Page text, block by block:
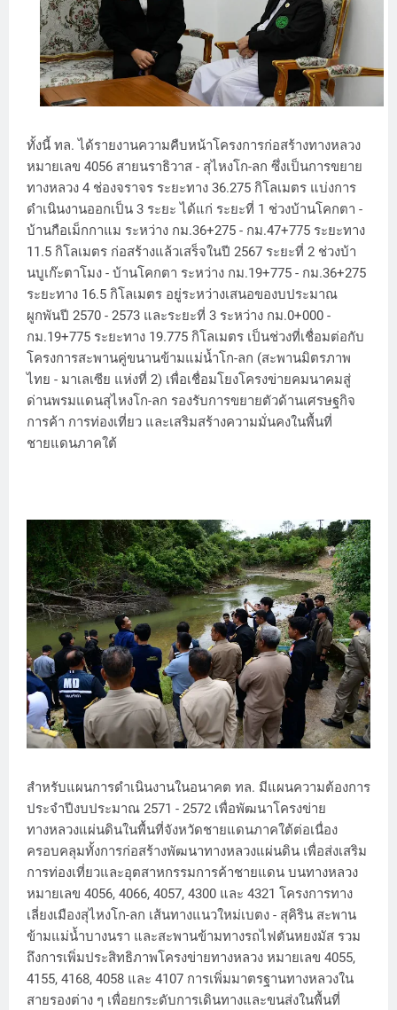
ทั้งนี้ ทล. ได้รายงานความคืบหน้าโครงการก่อสร้างทางหลวง
หมายเลข 4056 สายนราธิวาส - สุไหงโก-ลก ซึ่งเป็นการขยาย
ทางหลวง 4 ช่องจราจร ระยะทาง 36.275 กิโลเมตร แบ่งการ
ดำเนินงานออกเป็น 3 ระยะ ได้แก่ ระยะที่ 1 ช่วงบ้านโคกตา -
บ้านกือเม็กกาแม ระหว่าง กม.36+275 - กม.47+775 ระยะทาง
11.5 กิโลเมตร ก่อสร้างแล้วเสร็จในปี 2567 ระยะที่ 2 ช่วงบ้า
นบูเก๊ะตาโมง - บ้านโคกตา ระหว่าง กม.19+775 - กม.36+275
ระยะทาง 16.5 กิโลเมตร อยู่ระหว่างเสนอของบประมาณ
ผูกพันปี 2570 - 2573 และระยะที่ 3 ระหว่าง กม.0+000 -
กม.19+775 ระยะทาง 19.775 กิโลเมตร เป็นช่วงที่เชื่อมต่อกับ
โครงการสะพานคู่ขนานข้ามแม่น้ำโก-ลก (สะพานมิตรภาพ
ไทย - มาเลเซีย แห่งที่ 2) เพื่อเชื่อมโยงโครงข่ายคมนาคมสู่
ด่านพรมแดนสุไหงโก-ลก รองรับการขยายตัวด้านเศรษฐกิจ
การค้า การท่องเที่ยว และเสริมสร้างความมั่นคงในพื้นที่
ชายแดนภาคใต้
สำหรับแผนการดำเนินงานในอนาคต ทล. มีแผนความต้องการ
ประจำปีงบประมาณ 2571 - 2572 เพื่อพัฒนาโครงข่าย
ทางหลวงแผ่นดินในพื้นที่จังหวัดชายแดนภาคใต้ต่อเนื่อง
ครอบคลุมทั้งการก่อสร้างพัฒนาทางหลวงแผ่นดิน เพื่อส่งเสริม
การท่องเที่ยวและอุตสาหกรรมการค้าชายแดน บนทางหลวง
หมายเลข 4056, 4066, 4057, 4300 และ 4321 โครงการทาง
เลี่ยงเมืองสุไหงโก-ลก เส้นทางแนวใหม่เบตง - สุคิริน สะพาน
ข้ามแม่น้ำบางนรา และสะพานข้ามทางรถไฟตันหยงมัส รวม
ถึงการเพิ่มประสิทธิภาพโครงข่ายทางหลวง หมายเลข 4055,
4155, 4168, 4058 และ 4107 การเพิ่มมาตรฐานทางหลวงใน
สายรองต่าง ๆ เพื่อยกระดับการเดินทางและขนส่งในพื้นที่